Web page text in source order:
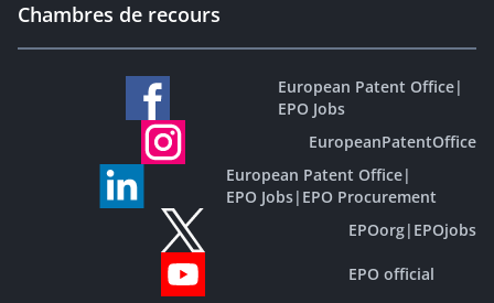
Chambres de recours
European Patent Office|
EPO Jobs
EuropeanPatentOffice
European Patent Office|
EPO Jobs| EPO Procurement
EPOorg| EPOjobs
EPO official